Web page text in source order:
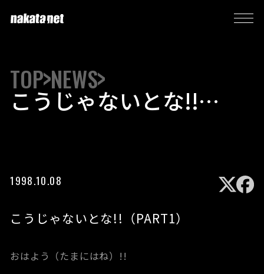
TOP NEWS
こうじゃないとな!!
（PART1）
1998.10.08
こうじゃないとな!!（PART1）
おはよう（たまにはね）!!